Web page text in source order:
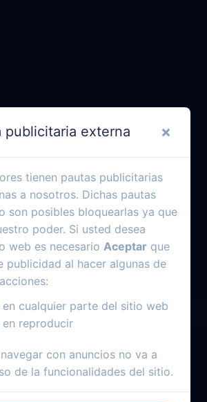
publicitaria externa
tienen pautas publicitarias
a nosotros. Dichas pautas
son posibles bloquearlas ya que
poder. Si usted desea
web es necesario Aceptar que
publicidad al hacer algunas de
cualquier parte del sitio web
reproducir
navegar con anuncios no va a
de la funcionalidades del sitio.